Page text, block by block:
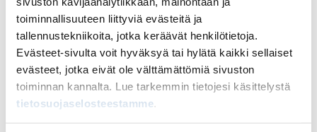
toiminnallisuuteen liittyviä evästeitä ja
tallennustekniikoita, jotka keräävät henkilötietoja.
Evästeet-sivulta voit hyväksyä tai hylätä kaikki sellaiset
evästeet, jotka eivät ole välttämättömiä sivuston
toiminnan kannalta. Lue tarkemmin tietojesi käsittelystä
tietosuojaselosteestamme
avaavan katsauksen Irlannin historiaan, kuten
perunaruton ja suurten nälkävuosien vaikutuksiin.
Howthin niemimaa, jossa kohtasimme myös
paikallisia hylkeitä, jäi erityisesti mieleen
rauhallisena ja kauniina paikkana.
Dublinin keskustan vilkas elämä ja lämmin ilmapiiri
tarjosivat kontrastin maaseutumaisille maisemille.